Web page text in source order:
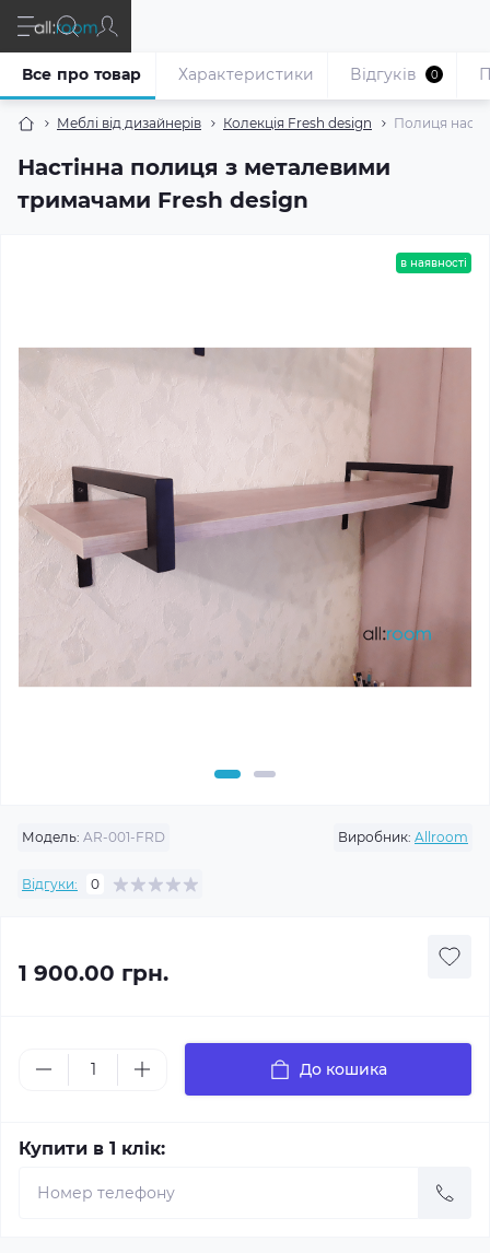
Меблі від дизайнерів Колекція Fresh design Полиця
Настінна полиця з металевими
тримачами Fresh design
Все про товар Характеристики Відгуків 0
в наявності
Модель: AR-001-FRD Виробник: Allroom
Відгуки: 0
1 900.00 грн.
До кошика
Купити в 1 клік: